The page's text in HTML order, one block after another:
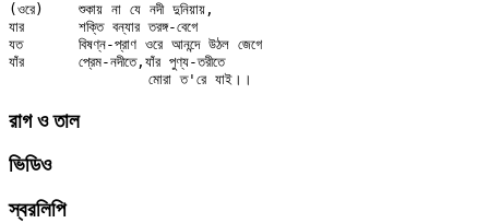
(ওরে)	শুকায় না যে নদী দুনিয়ায়,
যার	শক্তি বন্যার তরঙ্গ-বেগে
যত	বিষণ্ন-প্রাণ ওরে আনন্দে উঠল জেগে
যাঁর	প্রেম-নদীতে,যাঁর পুণ্য-তরীতে
রাগ ও তাল
ভিডিও
স্বরলিপি